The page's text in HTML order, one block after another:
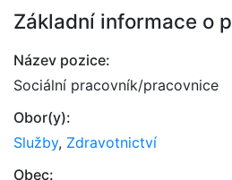
Základní informace o
Název pozice:
Sociální pracovník/pracovnice
Obor(y):
Služby, Zdravotnictví
Obec: